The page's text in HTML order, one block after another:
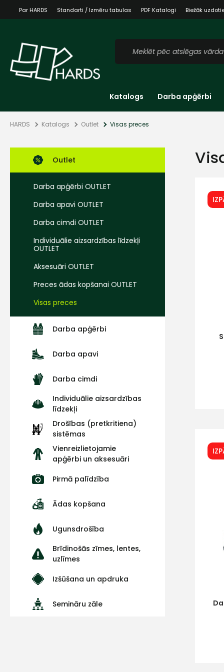
Par HARDS Standarti / Izmēru tabulas PDF Katalogi Biežāk
Katalogs Darba apģērbi
HARDS Katalogs Outlet Visas preces
Outlet
Darba apģērbi OUTLET
Darba apavi OUTLET
Darba cimdi OUTLET
Individuālie aizsardzības līdzekļi
OUTLET
Aksesuāri OUTLET
Preces ādas kopšanai OUTLET
Visas preces
Darba apģērbi
Darba apavi
Darba cimdi
Individuālie aizsardzības
līdzekļi
Drošības (pretkritiena)
sistēmas
Vienreizlietojamie
apģērbi un aksesuāri
Pirmā palīdzība
Ādas kopšana
Ugunsdrošība
Brīdinošās zīmes, lentes,
uzlīmes
Izšūšana un apdruka
Semināru zāle